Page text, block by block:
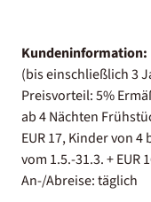
Kundeninformation:
(bis einschließlich 3
Preisvorteil: 5%
ab 4 Nächten
EUR 17, Kinder von
vom 1.5.-31.3. + EUR
An-/Abreise: täglich